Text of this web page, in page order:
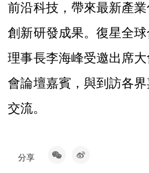
前沿科技，帶來最新產
創新研發成果。復星全
理事長李海峰受邀出席
會論壇嘉賓，與到訪各
交流。
分享